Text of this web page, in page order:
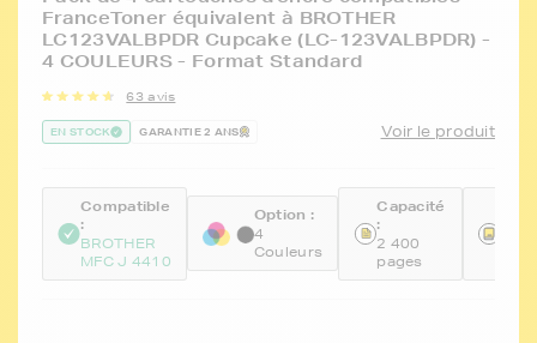
FranceToner équivalent à BROTHER
LC123VALBPDR Cupcake (LC-123VALBPDR) -
4 COULEURS - Format Standard
63 avis
EN STOCK GARANTIE 2 ANS Voir le produit
Compatible
:
BROTHER
MFC J 4410
Option :
4
Couleurs
Capacité
:
2 400
pages